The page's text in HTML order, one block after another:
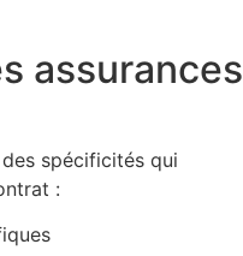
assurances
spécificités qui
: